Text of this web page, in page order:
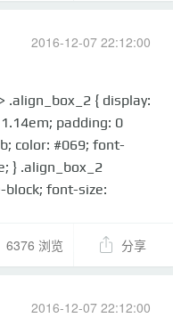
by-
by-
2016-12-07 22:12:00
.align_box_2 { display:
padding: 0
color: #069; font-
} .align_box_2
block; font-size:
这里显
的垂直居中: ```ht...
6376 浏览 分享
2016-12-07 22:12:00